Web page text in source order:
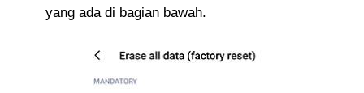
yang ada di bagian bawah.